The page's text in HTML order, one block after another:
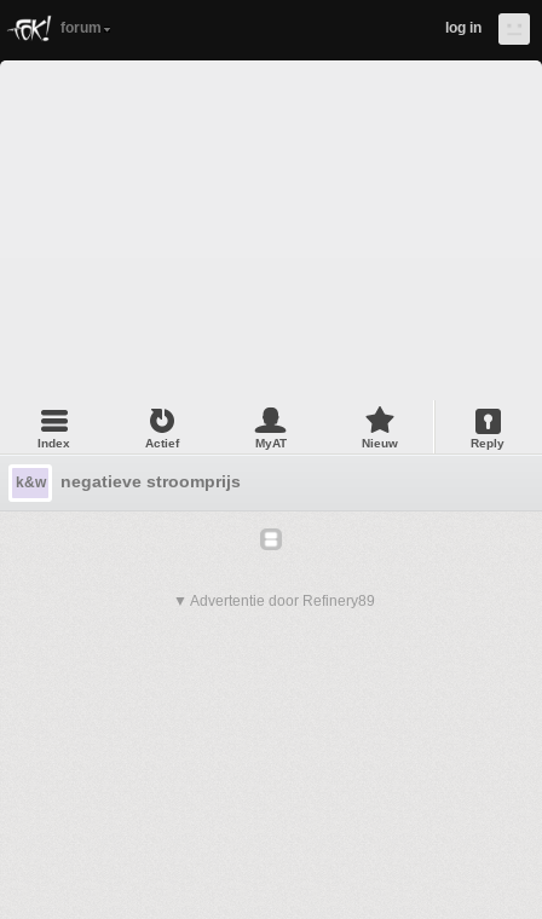
forum log in
Index Actief MyAT Nieuw Reply
k&w negatieve stroomprijs
▼ Advertentie door Refinery89